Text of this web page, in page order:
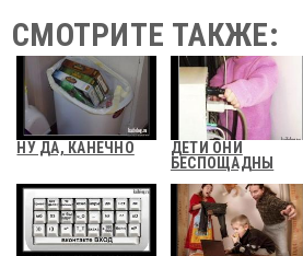
СМОТРИТЕ ТАКЖЕ:
НУ ДА, КАНЕЧНО
ДЕТИ ОНИ
БЕСПОЩАДНЫ